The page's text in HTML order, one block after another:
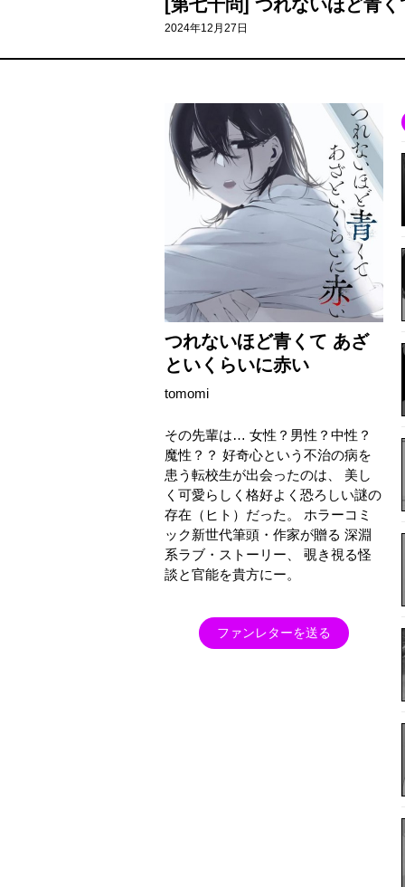
[第七十問] つれないほど青
2024年12月27日
つれないほど青くて あざ
といくらいに赤い
tomomi
その先輩は… 女性？男性？中性？
魔性？？ 好奇心という不治の病を
患う転校生が出会ったのは、 美し
く可愛らしく格好よく恐ろしい謎の
存在（ヒト）だった。 ホラーコミ
ック新世代筆頭・作家が贈る 深淵
系ラブ・ストーリー、 覗き視る怪
談と官能を貴方にー。
ファンレターを送る